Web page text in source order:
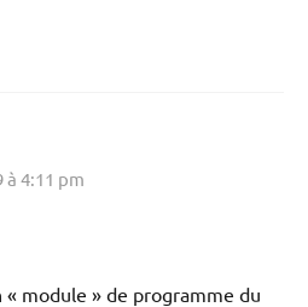
à 4:11 pm
module » de programme du